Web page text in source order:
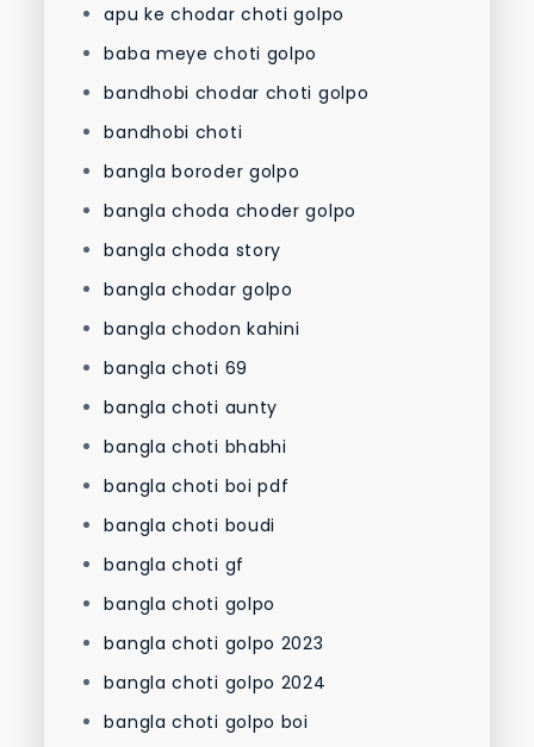
apu ke chodar choti golpo
baba meye choti golpo
bandhobi chodar choti golpo
bandhobi choti
bangla boroder golpo
bangla choda choder golpo
bangla choda story
bangla chodar golpo
bangla chodon kahini
bangla choti 69
bangla choti aunty
bangla choti bhabhi
bangla choti boi pdf
bangla choti boudi
bangla choti gf
bangla choti golpo
bangla choti golpo 2023
bangla choti golpo 2024
bangla choti golpo boi